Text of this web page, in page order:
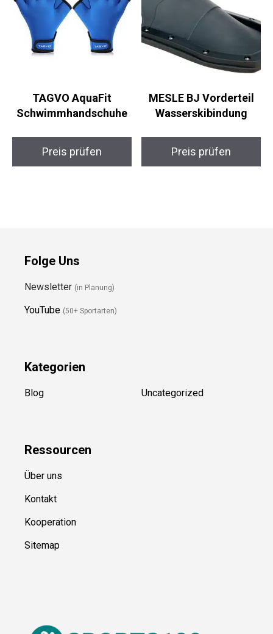
TAGVO AquaFit
Schwimmhandschuhe
Preis prüfen
MESLE BJ Vorderteil
Wasserskibindung
Preis prüfen
Folge Uns
Newsletter (in Planung)
YouTube (50+ Sportarten)
Kategorien
Blog Uncategorized
Ressourcen
Über uns
Kontakt
Kooperation
Sitemap